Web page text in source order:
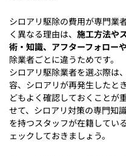
シロアリ駆除の費用が専門業
く異なる理由は、 施工方法や
術・知識、アフターフォロー
除業者ごとに違うためです。
シロアリ駆除業者を選ぶ際は
容、シロアリが再発生したと
どもよく確認しておくことが
せて、シロアリ対策の専門知
を持つスタッフが在籍してい
ェックしておきましょう。